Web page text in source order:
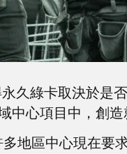
久綠卡取決於是
中心項目中，創
地區中心現在要